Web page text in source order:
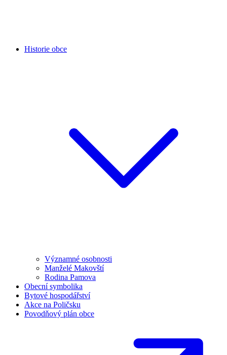
Historie obce
Významné osobnosti
Manželé Makovští
Rodina Pamova
Obecní symbolika
Bytové hospodářství
Akce na Poličsku
Povodňový plán obce